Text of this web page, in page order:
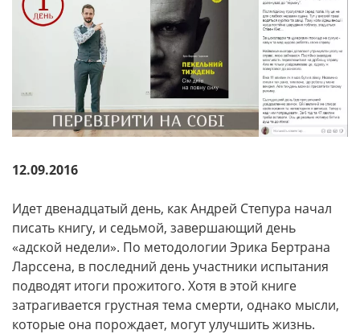
12.09.2016
Идет двенадцатый день, как Андрей Степура начал
писать книгу, и седьмой, завершающий день
«адской недели». По методологии Эрика Бертрана
Ларссена, в последний день участники испытания
подводят итоги прожитого. Хотя в этой книге
затрагивается грустная тема смерти, однако мысли,
которые она порождает, могут улучшить жизнь.